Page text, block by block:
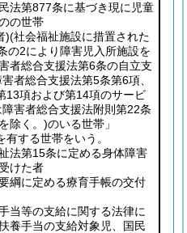
法第877条に基づき現に児童
の世帯
)(社会福祉施設に措置された
の2により障害児入所施設を
者総合支援法第6条の自立支
者総合支援法第5条第6項、
13項および第14項のサービ
障害者総合支援法附則第22条
除く。)のいる世帯」
有する世帯をいう。
法第15条に定める身体障害
けた者
綱に定める療育手帳の交付
当等の支給に関する法律に
養手当の支給対象児、国民